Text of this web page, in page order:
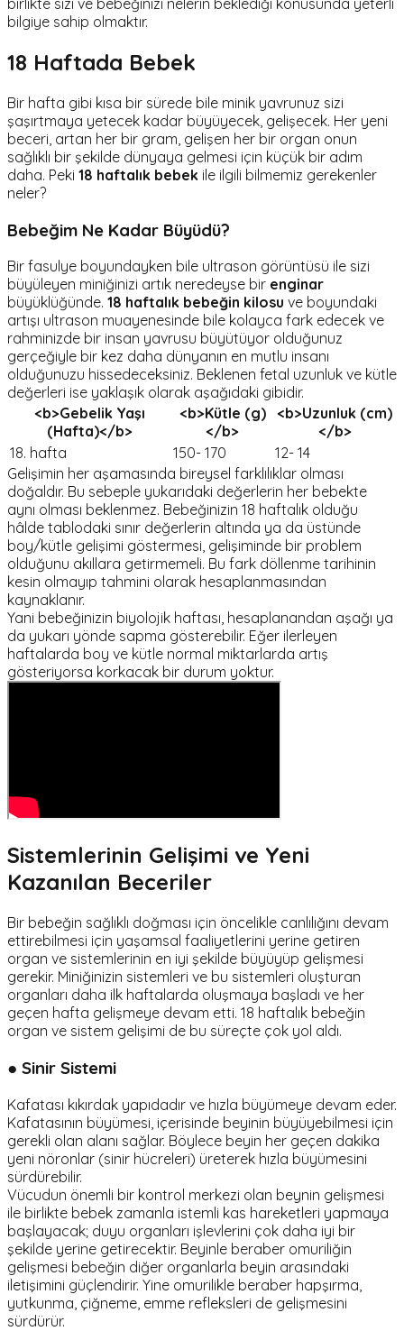
birlikte sizi ve bebeğinizi nelerin beklediği konusunda yeterli
bilgiye sahip olmaktır.
18 Haftada Bebek
Bir hafta gibi kısa bir sürede bile minik yavrunuz sizi
şaşırtmaya yetecek kadar büyüyecek, gelişecek. Her yeni
beceri, artan her bir gram, gelişen her bir organ onun
sağlıklı bir şekilde dünyaya gelmesi için küçük bir adım
daha. Peki 18 haftalık bebek ile ilgili bilmemiz gerekenler
neler?
Bebeğim Ne Kadar Büyüdü?
Bir fasulye boyundayken bile ultrason görüntüsü ile sizi
büyüleyen miniğinizi artık neredeyse bir enginar
büyüklüğünde. 18 haftalık bebeğin kilosu ve boyundaki
artışı ultrason muayenesinde bile kolayca fark edecek ve
rahminizde bir insan yavrusu büyütüyor olduğunuz
gerçeğiyle bir kez daha dünyanın en mutlu insanı
olduğunuzu hissedeceksiniz. Beklenen fetal uzunluk ve kütle
değerleri ise yaklaşık olarak aşağıdaki gibidir.
<b>Gebelik Yaşı
(Hafta)</b>
<b>Kütle (g)
</b>
<b>Uzunluk (cm)
</b>
18. hafta
150- 170
12- 14
Gelişimin her aşamasında bireysel farklılıklar olması
doğaldır. Bu sebeple yukarıdaki değerlerin her bebekte
aynı olması beklenmez. Bebeğinizin 18 haftalık olduğu
hâlde tablodaki sınır değerlerin altında ya da üstünde
boy/kütle gelişimi göstermesi, gelişiminde bir problem
olduğunu akıllara getirmemeli. Bu fark döllenme tarihinin
kesin olmayıp tahmini olarak hesaplanmasından
kaynaklanır.
Yani bebeğinizin biyolojik haftası, hesaplanandan aşağı ya
da yukarı yönde sapma gösterebilir. Eğer ilerleyen
haftalarda boy ve kütle normal miktarlarda artış
gösteriyorsa korkacak bir durum yoktur.
Sistemlerinin Gelişimi ve Yeni
Kazanılan Beceriler
Bir bebeğin sağlıklı doğması için öncelikle canlılığını devam
ettirebilmesi için yaşamsal faaliyetlerini yerine getiren
organ ve sistemlerinin en iyi şekilde büyüyüp gelişmesi
gerekir. Miniğinizin sistemleri ve bu sistemleri oluşturan
organları daha ilk haftalarda oluşmaya başladı ve her
geçen hafta gelişmeye devam etti. 18 haftalık bebeğin
organ ve sistem gelişimi de bu süreçte çok yol aldı.
● Sinir Sistemi
Kafatası kıkırdak yapıdadır ve hızla büyümeye devam eder.
Kafatasının büyümesi, içerisinde beyinin büyüyebilmesi için
gerekli olan alanı sağlar. Böylece beyin her geçen dakika
yeni nöronlar (sinir hücreleri) üreterek hızla büyümesini
sürdürebilir.
Vücudun önemli bir kontrol merkezi olan beynin gelişmesi
ile birlikte bebek zamanla istemli kas hareketleri yapmaya
başlayacak; duyu organları işlevlerini çok daha iyi bir
şekilde yerine getirecektir. Beyinle beraber omuriliğin
gelişmesi bebeğin diğer organlarla beyin arasındaki
iletişimini güçlendirir. Yine omurilikle beraber hapşırma,
yutkunma, çiğneme, emme refleksleri de gelişmesini
sürdürür.